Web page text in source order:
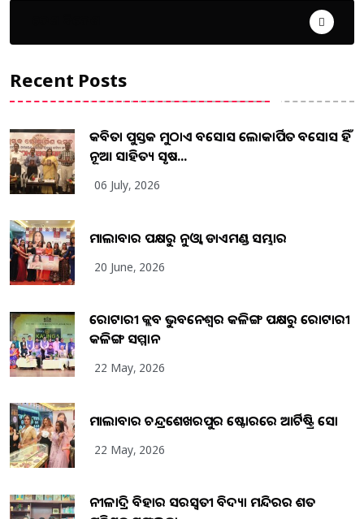
Recent Posts
କବିତା ପୁସ୍ତକ ମୁଠାଏ ଅବସୋସ ଲୋକାର୍ପିତ ଅବସୋସ ହିଁ
ନୂଆ ସାହିତ୍ୟ ସୃଷ...
06 July, 2026
ମାଲାବାର ପକ୍ଷରୁ ନୁଓ୍ବା ଡାଏମଣ୍ଡ ସମ୍ଭାର
20 June, 2026
ରୋଟାରୀ କ୍ଲବ ଭୁବନେଶ୍ୱର କଳିଙ୍ଗ ପକ୍ଷରୁ ରୋଟାରୀ
କଳିଙ୍ଗ ସମ୍ମାନ
22 May, 2026
ମାଲାବାର ଚନ୍ଦ୍ରଶେଖରପୁର ଷ୍ଟୋରରେ ଆର୍ଟିଷ୍ଟ୍ରି ସୋ
22 May, 2026
ନୀଳାଦ୍ରି ବିହାର ସରସ୍ୱତୀ ବିଦ୍ୟା ମନ୍ଦିରର ଶତ